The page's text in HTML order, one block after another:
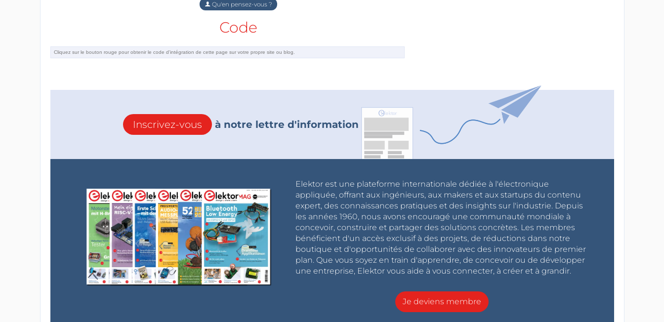
Qu'en pensez-vous ?
Code
Inscrivez-vous à notre lettre d'information
Elektor est une plateforme internationale dédiée à l'électronique
appliquée, offrant aux ingénieurs, aux makers et aux startups du contenu
expert, des connaissances pratiques et des insights sur l'industrie. Depuis
les années 1960, nous avons encouragé une communauté mondiale à
concevoir, construire et partager des solutions concrètes. Les membres
bénéficient d'un accès exclusif à des projets, de réductions dans notre
boutique et d'opportunités de collaborer avec des innovateurs de premier
plan. Que vous soyez en train d'apprendre, de concevoir ou de développer
une entreprise, Elektor vous aide à vous connecter, à créer et à grandir.
Je deviens membre